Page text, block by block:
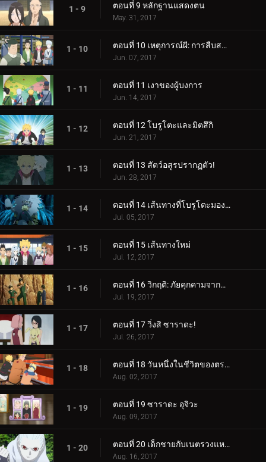
1 - 9 ตอนที่ 9 หลักฐานแสดงตน
May. 31, 2017
1 - 10 ตอนที่ 10 เหตุการณ์ผี: การสืบสวนเริ่มต้นขึ้น!
Jun. 07, 2017
1 - 11 ตอนที่ 11 เงาของผู้บงการ
Jun. 14, 2017
1 - 12 ตอนที่ 12 โบรูโตะและมิตสึกิ
Jun. 21, 2017
1 - 13 ตอนที่ 13 สัตว์อสูรปรากฏตัว!
Jun. 28, 2017
1 - 14 ตอนที่ 14 เส้นทางที่โบรูโตะมองเห็น
Jul. 05, 2017
1 - 15 ตอนที่ 15 เส้นทางใหม่
Jul. 12, 2017
1 - 16 ตอนที่ 16 วิกฤติ: ภัยคุกคามจากความล้มเหลว!
Jul. 19, 2017
1 - 17 ตอนที่ 17 วิ่งสิ ซาราดะ!
Jul. 26, 2017
1 - 18 ตอนที่ 18 วันหนึ่งในชีวิตของตระกูลอุซึมากิ
Aug. 02, 2017
1 - 19 ตอนที่ 19 ซาราดะ อุจิวะ
Aug. 09, 2017
1 - 20 ตอนที่ 20 เด็กชายกับเนตรวงแหวน
Aug. 16, 2017